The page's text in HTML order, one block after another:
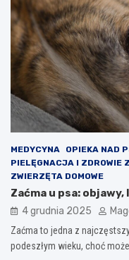
MEDYCYNA
OPIEKA NAD
PIELĘGNACJA I ZDROWIE
ZWIERZĘTA DOMOWE
Zaćma u psa:
4 grudnia 2025
Zaćma to jedna z
podeszłym wieku, choć